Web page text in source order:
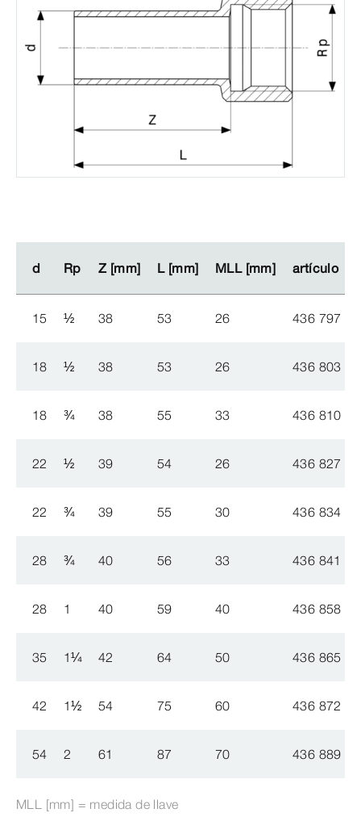
d Rp Z [mm] L [mm] MLL [mm] artículo
d Rp Z [mm] L [mm] MLL [mm] artículo
15 ½ 38 53 26 436 797
18 ½ 38 53 26 436 803
18 ¾ 38 55 33 436 810
22 ½ 39 54 26 436 827
22 ¾ 39 55 30 436 834
28 ¾ 40 56 33 436 841
28 1 40 59 40 436 858
35 1¼ 42 64 50 436 865
42 1½ 54 75 60 436 872
54 2 61 87 70 436 889
MLL [mm] = medida de llave